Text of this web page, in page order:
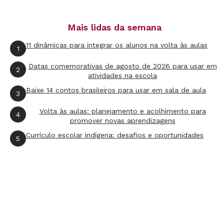
Mais lidas da semana
1 11 dinâmicas para integrar os alunos na volta às aulas
2
Datas comemorativas de agosto de 2026 para usar em
atividades na escola
3 Baixe 14 contos brasileiros para usar em sala de aula
4
Volta às aulas: planejamento e acolhimento para
promover novas aprendizagens
5 Currículo escolar indígena: desafios e oportunidades